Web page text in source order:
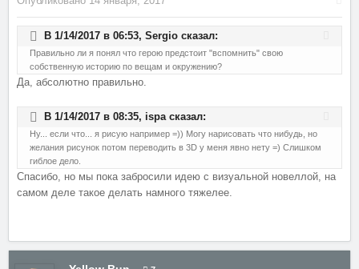
В 1/14/2017 в 06:53, Sergio сказал:
Правильно ли я понял что герою предстоит "вспомнить" свою
собственную историю по вещам и окружению?
Да, абсолютно правильно.
В 1/14/2017 в 08:35, ispa сказал:
Ну... если что... я рисую например =)) Могу нарисовать что нибудь, но
желания рисунок потом переводить в 3D у меня явно нету =) Слишком
гиблое дело.
Спасибо, но мы пока забросили идею с визуальной новеллой, на
самом деле такое делать намного тяжелее.